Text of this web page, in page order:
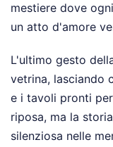
mestiere dove
un atto d'amore
L'ultimo gesto
vetrina, lasciando
e i tavoli pronti
riposa, ma la
silenziosa nelle